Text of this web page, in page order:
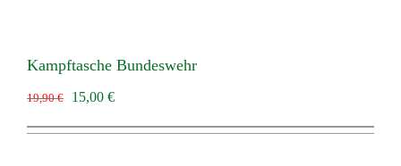
Kampftasche Bundeswehr
19,90€
Ursprünglicher
war:
15,00 €Aktueller
ist: